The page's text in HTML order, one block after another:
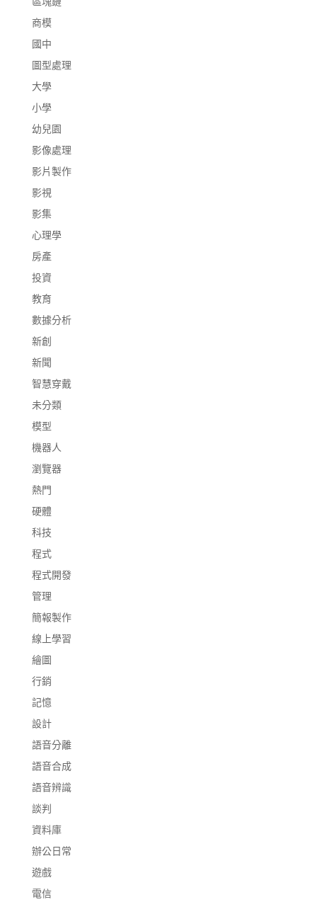
商模
國中
圖型處理
大學
小學
幼兒園
影像處理
影片製作
影視
影集
心理學
房產
投資
教育
數據分析
新創
新聞
智慧穿戴
未分類
模型
機器人
瀏覽器
熱門
硬體
科技
程式
程式開發
管理
簡報製作
線上學習
繪圖
行銷
記憶
設計
語音分離
語音合成
語音辨識
談判
資料庫
辦公日常
遊戲
電信